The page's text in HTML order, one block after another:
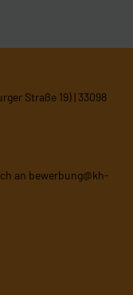
Straße 19) | 33098
an bewerbung@kh-